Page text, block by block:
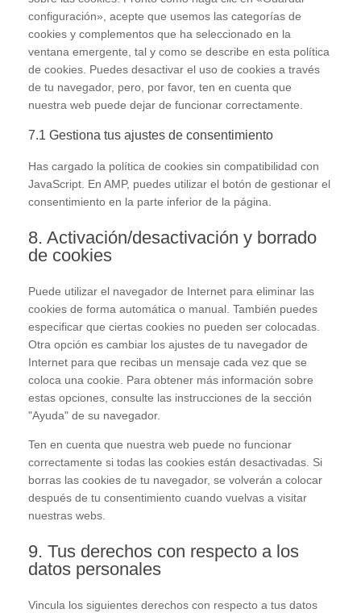
trpgettextoriginal=0#!trpen#varios
configuración», acepte que usemos las categorías de
cookies y complementos que ha seleccionado en la
ventana emergente, tal y como se describe en esta política
de cookies. Puedes desactivar el uso de cookies a través
de tu navegador, pero, por favor, ten en cuenta que
nuestra web puede dejar de funcionar correctamente.
7.1 Gestiona tus ajustes de consentimiento
Has cargado la política de cookies sin compatibilidad con
JavaScript. En AMP, puedes utilizar el botón de gestionar el
consentimiento en la parte inferior de la página.
8. Activación/desactivación y borrado
de cookies
Puede utilizar el navegador de Internet para eliminar las
cookies de forma automática o manual. También puedes
especificar que ciertas cookies no pueden ser colocadas.
Otra opción es cambiar los ajustes de tu navegador de
Internet para que recibas un mensaje cada vez que se
coloca una cookie. Para obtener más información sobre
estas opciones, consulte las instrucciones de la sección
"Ayuda" de su navegador.
Ten en cuenta que nuestra web puede no funcionar
correctamente si todas las cookies están desactivadas. Si
borras las cookies de tu navegador, se volverán a colocar
después de tu consentimiento cuando vuelvas a visitar
nuestras webs.
9. Tus derechos con respecto a los
datos personales
Vincula los siguientes derechos con respecto a tus datos